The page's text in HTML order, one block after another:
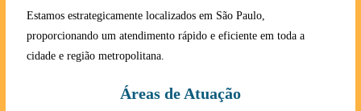
Estamos estrategicamente localizados em São Paulo,
proporcionando um atendimento rápido e eficiente em toda a
cidade e região metropolitana.
Áreas de Atuação